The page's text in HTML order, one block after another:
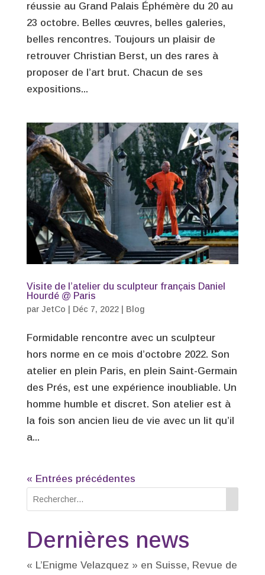
réussie au Grand Palais Éphémère du 20 au
23 octobre. Belles œuvres, belles galeries,
belles rencontres. Toujours un plaisir de
retrouver Christian Berst, un des rares à
proposer de l’art brut. Chacun de ses
expositions...
Visite de l’atelier du sculpteur français Daniel
Hourdé @ Paris
par JetCo Déc 7, 2022| Blog
Formidable rencontre avec un sculpteur
hors norme en ce mois d’octobre 2022. Son
atelier en plein Paris, en plein Saint-Germain
des Prés, est une expérience inoubliable. Un
homme humble et discret. Son atelier est à
la fois son ancien lieu de vie avec un lit qu’il
a...
« Entrées précédentes
Dernières news
« L’Enigme Velazquez » en Suisse, Revue de